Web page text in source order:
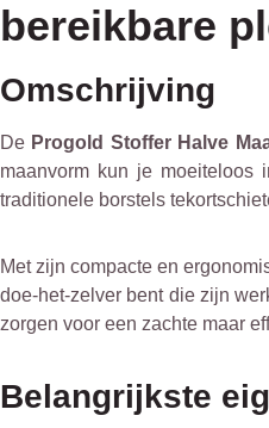
bereikbare
Omschrijving
De Progold Stoffer Halve
maanvorm kun je moeiteloos
traditionele borstels
Met zijn compacte en
doe-het-zelver bent die zijn
zorgen voor een zachte maar
Belangrijkste